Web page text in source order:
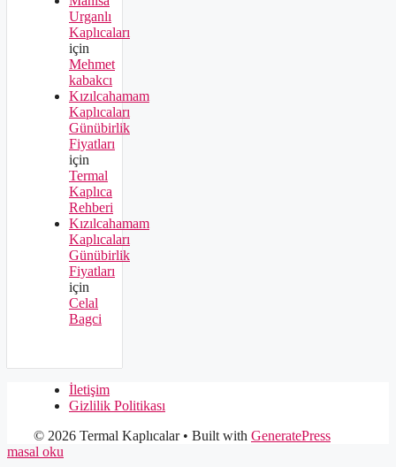
Urganlı
Kaplıcaları
için
Mehmet
kabakcı
Kızılcahamam
Kaplıcaları
Günübirlik
Fiyatları
için
Termal
Kaplıca
Rehberi
Kızılcahamam
Kaplıcaları
Günübirlik
Fiyatları
için
Celal
Bagci
İletişim
Gizlilik Politikası
© 2026 Termal Kaplıcalar• Built with GeneratePress
masal oku